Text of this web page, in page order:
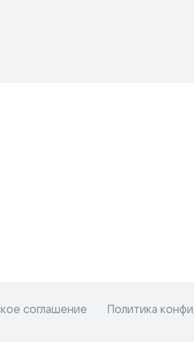
соглашение Политика